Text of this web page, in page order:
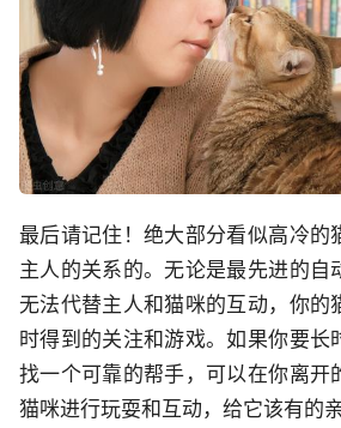
最后请记住！绝大部分看似高冷的
主人的关系的。无论是最先进的自
无法代替主人和猫咪的互动，你的
时得到的关注和游戏。如果你要长
找一个可靠的帮手，可以在你离开
猫咪进行玩耍和互动，给它该有的